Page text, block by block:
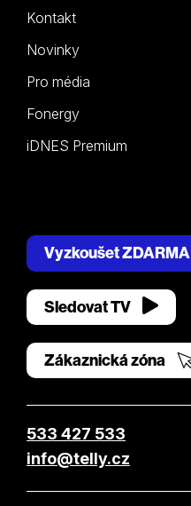
Kontakt
Novinky
Pro média
Fonergy
iDNES Premium
Vyzkoušet ZDARMA
Sledovat TV
Zákaznická zóna
533 427 533
info@telly.cz